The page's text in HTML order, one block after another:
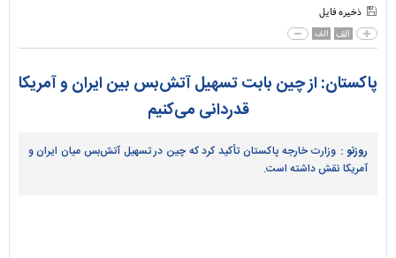
ذخیره فایل
الف الف
پاکستان: از چین بابت تسهیل آتش‌بس بین ایران و آمریکا
قدردانی می‌کنیم
روزنو : وزارت خارجه پاکستان تأکید کرد که چین در تسهیل آتش‌بس میان ایران و
آمریکا نقش داشته است.